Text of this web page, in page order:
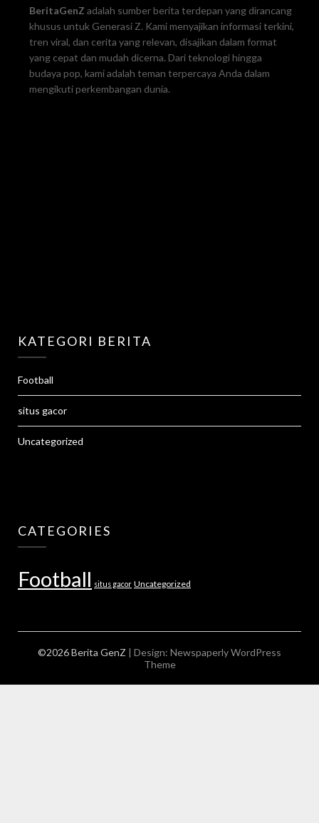
BeritaGenZ adalah sumber berita terdepan yang dirancang
khusus untuk Generasi Z. Kami menyajikan informasi terkini,
tren viral, dan cerita yang relevan, disajikan dalam format
yang cepat dan mudah dicerna. Dari teknologi hingga
budaya pop, kami adalah teman terpercaya Anda dalam
mengikuti perkembangan dunia.
KATEGORI BERITA
Football
situs gacor
Uncategorized
CATEGORIES
Football situs gacor Uncategorized
©2026 Berita GenZ | Design: Newspaperly WordPress
Theme